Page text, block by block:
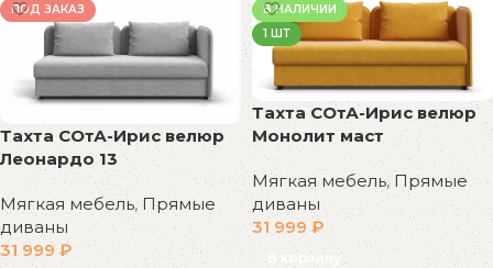
ПОД ЗАКАЗ
Тахта СОтА-Ирис велюр
Леонардо 13
Мягкая мебель, Прямые
диваны
31 999₽
В НАЛИЧИИ
1 ШТ
Тахта СОтА-Ирис велюр
Монолит маст
Мягкая мебель,Прямые
диваны
31 999 ₽
В корзину